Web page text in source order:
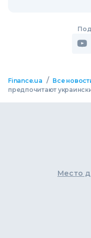
Finance.ua / Все
предпочитают
Место